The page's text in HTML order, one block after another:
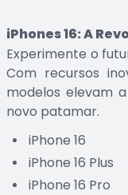
iPhones 16: A
Experimente o
Com recursos
modelos elevam
novo patamar.
iPhone 16
iPhone 16 Plus
iPhone 16 Pro